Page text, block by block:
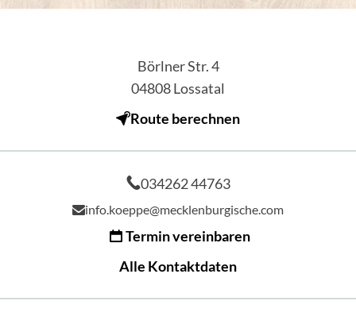
Börlner Str. 4
04808Lossatal
Route berechnen
034262 44763
info.koeppe@mecklenburgische.com
Termin vereinbaren
Alle Kontaktdaten